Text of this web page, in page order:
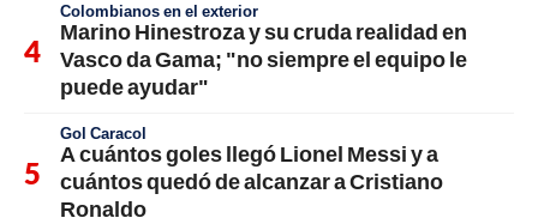
Colombianos en el exterior
Marino Hinestroza y su cruda realidad en
Vasco da Gama; "no siempre el equipo le
puede ayudar"
Gol Caracol
A cuántos goles llegó Lionel Messi y a
cuántos quedó de alcanzar a Cristiano
Ronaldo